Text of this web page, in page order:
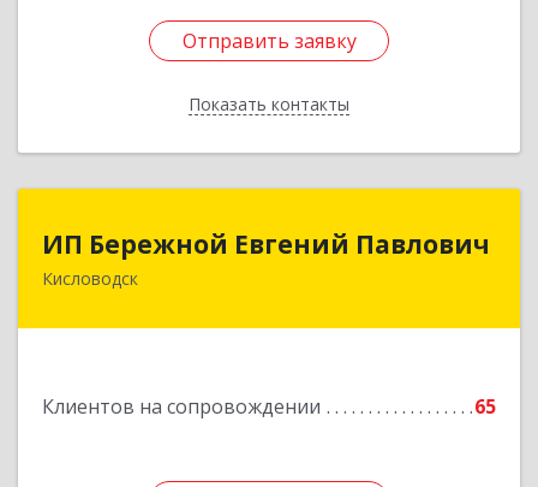
Отправить заявку
Показать контакты
Отправить заявку
Назад
ИП Бережной Евгений Павлович
Кисловодск
Клиентов на сопровождении 65
ИП Бережной Евгений Павлович
357748, Ставропольский край, Кисловодск г,